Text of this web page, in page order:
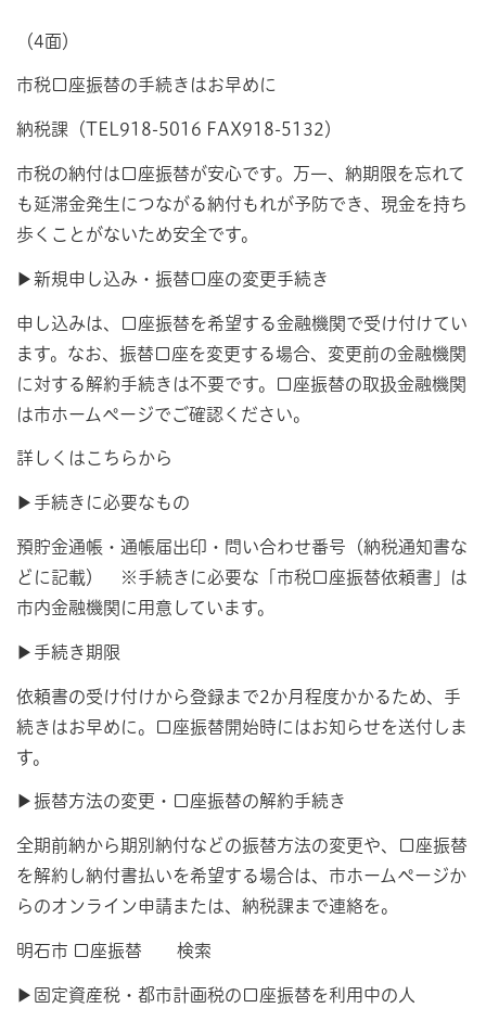
（4面）
市税口座振替の手続きはお早めに
納税課（TEL918-5016 FAX918-5132）
市税の納付は口座振替が安心です。万一、納期限を忘れて
も延滞金発生につながる納付もれが予防でき、現金を持ち
歩くことがないため安全です。
▶新規申し込み・振替口座の変更手続き
申し込みは、口座振替を希望する金融機関で受け付けてい
ます。なお、振替口座を変更する場合、変更前の金融機関
に対する解約手続きは不要です。口座振替の取扱金融機関
は市ホームページでご確認ください。
詳しくはこちらから
▶手続きに必要なもの
預貯金通帳・通帳届出印・問い合わせ番号（納税通知書な
どに記載） ※手続きに必要な「市税口座振替依頼書」は
市内金融機関に用意しています。
▶手続き期限
依頼書の受け付けから登録まで2か月程度かかるため、手
続きはお早めに。口座振替開始時にはお知らせを送付しま
す。
▶振替方法の変更・口座振替の解約手続き
全期前納から期別納付などの振替方法の変更や、口座振替
を解約し納付書払いを希望する場合は、市ホームページか
らのオンライン申請または、納税課まで連絡を。
明石市 口座振替 検索
▶固定資産税・都市計画税の口座振替を利用中の人